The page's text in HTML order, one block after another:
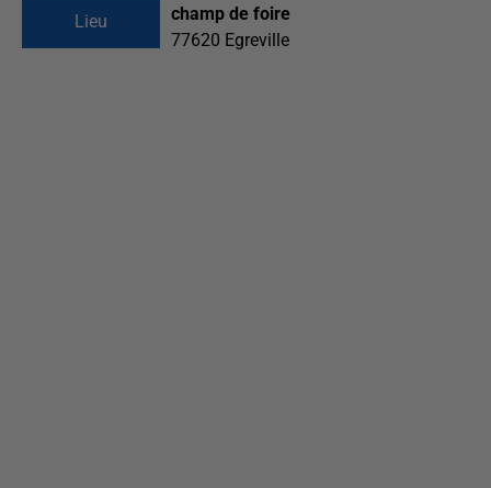
Lieu
champ de foire
77620 Egreville